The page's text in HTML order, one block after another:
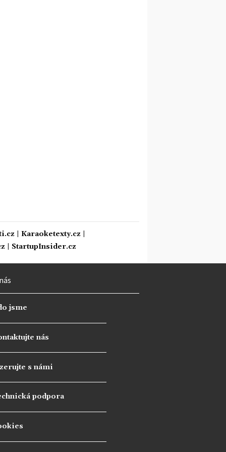
Karaoketexty.cz
StartupInsider.cz
jsme
nás
s námi
podpora